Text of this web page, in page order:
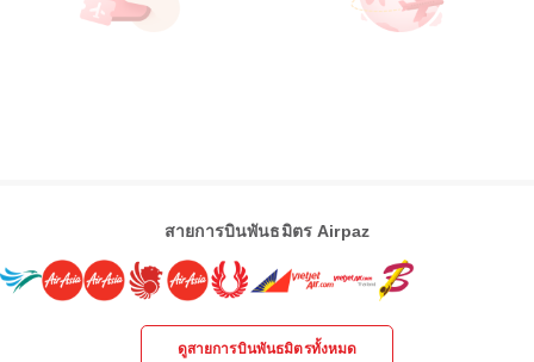
สายการบินพันธมิตร Airpaz
ดูสายการบินพันธมิตรทั้งหมด